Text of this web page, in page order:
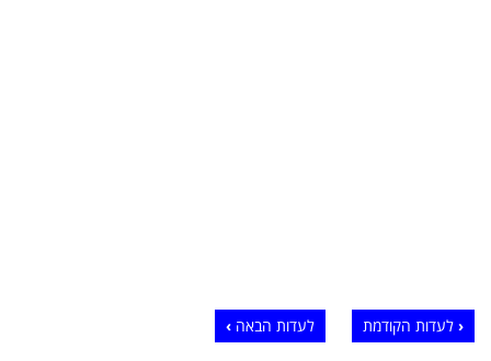
לעדות הקודמת לעדות הבאה